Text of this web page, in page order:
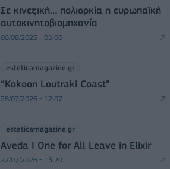
Σε κινεζική… πολιορκία η ευρωπαϊκή
αυτοκινητοβιομηχανία
06/08/2026 - 05:00
esteticamagazine.gr
“Kokoon Loutraki Coast”
28/07/2026 - 12:07
esteticamagazine.gr
Aveda I One for All Leave in Elixir
22/07/2026 - 13:20